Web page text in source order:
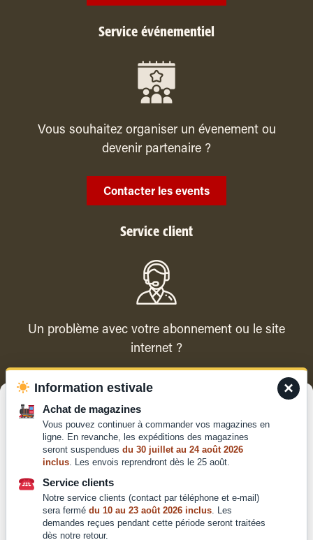
Pour offrir les meilleures expériences, nous utilisons des technologies
telles que les cookies pour stocker et/ou accéder aux informations des
appareils. Le fait de consentir à ces technologies nous permettra de
traiter des données telles que le comportement de navigation ou les ID
uniques sur ce site. Le fait de ne pas consentir ou de retirer son
consentement peut avoir un effet négatif sur certaines caractéristiques
et fonctions.
Service événementiel
Vous souhaitez organiser un évenement ou
devenir partenaire ?
Contacter les events
Service client
Un problème avec votre abonnement ou le site
internet ?
Contacter le service client
Mentions légales
Conditions générales de
vente et d'utilisation
×
Information estivale
Achat de magazines
Vous pouvez continuer à commander vos magazines en
ligne. En revanche, les expéditions des magazines
seront suspendues du 30 juillet au 24 août 2026
inclus. Les envois reprendront dès le 25 août.
Service clients
Notre service clients (contact par téléphone et e-mail)
sera fermé du 10 au 23 août 2026 inclus. Les
demandes reçues pendant cette période seront traitées
dès notre retour.